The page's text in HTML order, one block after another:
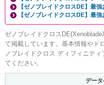
【ゼノブレイドクロスDE】最
【ゼノブレイドクロスDE】最
ゼノブレイドクロス
て掲載しています。基本情報やド
ノブレイドクロス ディフィニテ
てください。
デー